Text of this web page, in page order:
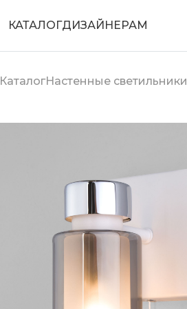
КАТАЛОГДИЗАЙНЕРАМ
КаталогНастенные светильники